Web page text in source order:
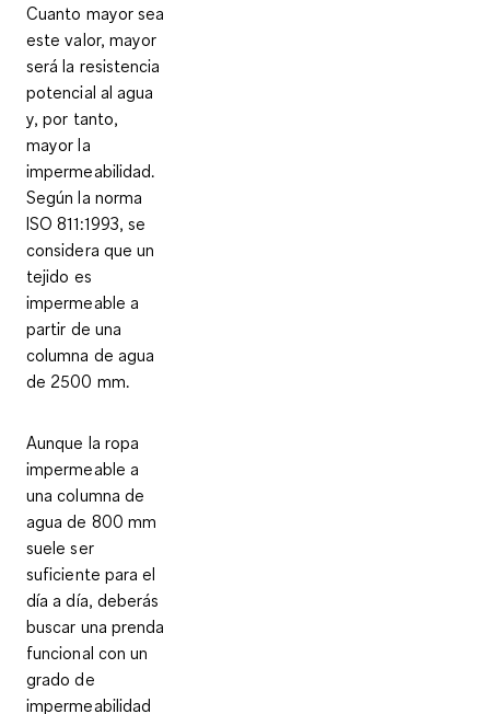
Cuanto mayor sea
este valor, mayor
será la resistencia
potencial al agua
y, por tanto,
mayor la
impermeabilidad.
Según la norma
ISO 811:1993, se
considera que un
tejido es
impermeable a
partir de una
columna de agua
de 2500 mm.
Aunque la ropa
impermeable a
una columna de
agua de 800 mm
suele ser
suficiente para el
día a día, deberás
buscar una prenda
funcional con un
grado de
impermeabilidad